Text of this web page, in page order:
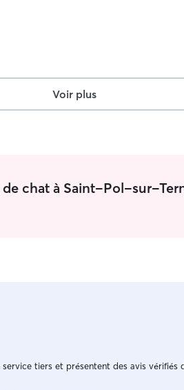
Voir plus
chat à Saint-Pol-sur-
tiers et présentent des avis vérifiés